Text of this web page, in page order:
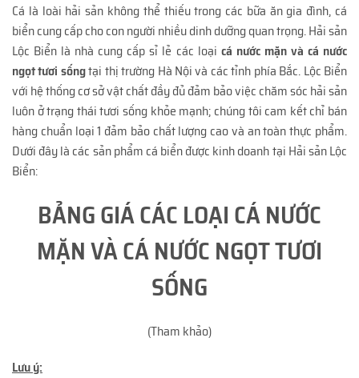
Cá là loài hải sản không thể thiếu trong các bữa ăn gia đình, cá
biển cung cấp cho con người nhiều dinh dưỡng quan trọng. Hải sản
Lộc Biển là nhà cung cấp sỉ lẻ các loại cá nước mặn và cá nước
ngọt tươi sốngtại thị trường Hà Nội và các tỉnh phía Bắc. Lộc Biển
với hệ thống cơ sở vật chất đầy đủ đảm bảo việc chăm sóc hải sản
luôn ở trạng thái tươi sống khỏe mạnh; chúng tôi cam kết chỉ bán
hàng chuẩn loại 1 đảm bảo chất lượng cao và an toàn thực phẩm.
Dưới đây là các sản phẩm cá biển được kinh doanh tại Hải sản Lộc
Biển:
BẢNG GIÁ CÁC LOẠI CÁ NƯỚC
MẶN VÀ CÁ NƯỚC NGỌT TƯƠI
SỐNG
(Tham khảo)
Lưu ý: